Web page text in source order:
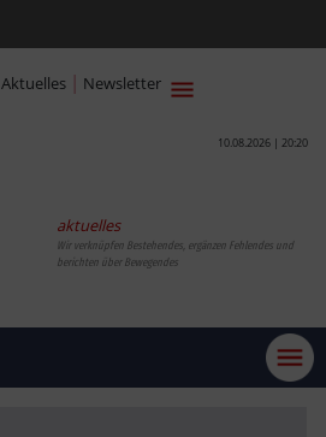
Aktuelles | Newsletter
10.08.2026 | 20:20
aktuelles
Wir verknüpfen Bestehendes, ergänzen Fehlendes und
berichten über Bewegendes